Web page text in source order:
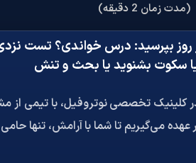
(مدت زمان 2 دقیقه)
بپرسید: درس خواندی؟ تست
سکوت بشنوید یا بحث و تنش
کلینیک تخصصی نوتروفیل، با تیمی
می‌گیریم تا شما با آرامش، تنها